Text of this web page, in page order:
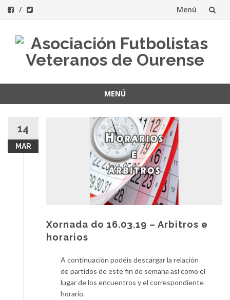
Menú
contenido
MENÚ
contenido
14
MAR
Xornada do 16.03.19 – Arbitros e
horarios
A continuación podéis descargar la relación
de partidos de este fin de semana así como el
lugar de los encuentros y el correspondiente
horario.